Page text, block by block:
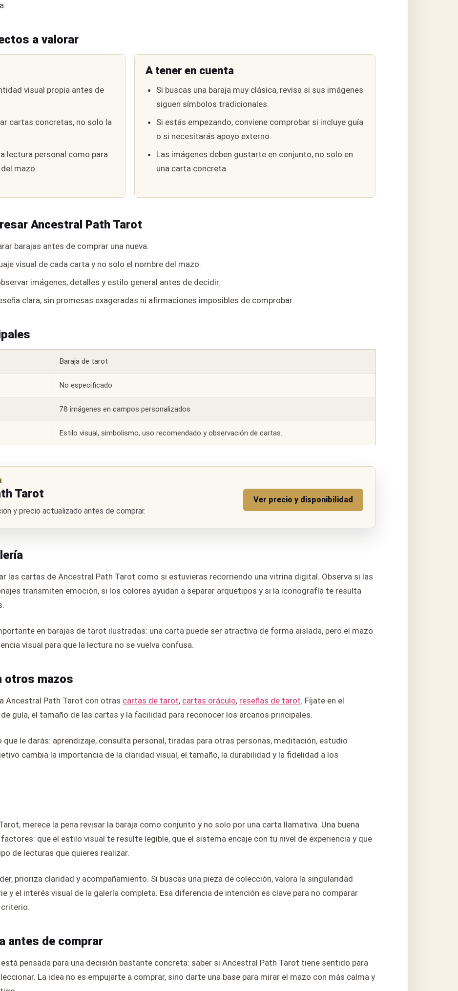
a valorar
visual propia antes de
cartas concretas, no solo la
lectura personal como para
mazo.
A tener en cuenta
Si buscas una baraja muy clásica, revisa si sus imágenes
siguen símbolos tradicionales.
Si estás empezando, conviene comprobar si incluye guía
o si necesitarás apoyo externo.
Las imágenes deben gustarte en conjunto, no solo en
una carta concreta.
Ancestral Path Tarot
barajas antes de comprar una nueva.
visual de cada carta y no solo el nombre del mazo.
imágenes, detalles y estilo general antes de decidir.
clara, sin promesas exageradas ni afirmaciones imposibles de comprobar.
Baraja de tarot
No especificado
78 imágenes en campos personalizados
Estilo visual, simbolismo, uso recomendado y observación de cartas.
Tarot
y precio actualizado antes de comprar.
Ver precio y disponibilidad
las cartas de Ancestral Path Tarot como si estuvieras recorriendo una vitrina digital. Observa si las
transmiten emoción, si los colores ayudan a separar arquetipos y si la iconografía te resulta
en barajas de tarot ilustradas: una carta puede ser atractiva de forma aislada, pero el mazo
visual para que la lectura no se vuelva confusa.
otros mazos
Ancestral Path Tarot con otras cartas de tarot, cartas oráculo, reseñas de tarot. Fíjate en el
guía, el tamaño de las cartas y la facilidad para reconocer los arcanos principales.
que le darás: aprendizaje, consulta personal, tiradas para otras personas, meditación, estudio
cambia la importancia de la claridad visual, el tamaño, la durabilidad y la fidelidad a los
merece la pena revisar la baraja como conjunto y no solo por una carta llamativa. Una buena
que el estilo visual te resulte legible, que el sistema encaje con tu nivel de experiencia y que
de lecturas que quieres realizar.
prioriza claridad y acompañamiento. Si buscas una pieza de colección, valora la singularidad
y el interés visual de la galería completa. Esa diferencia de intención es clave para no comparar
antes de comprar
pensada para una decisión bastante concreta: saber si Ancestral Path Tarot tiene sentido para
La idea no es empujarte a comprar, sino darte una base para mirar el mazo con más calma y